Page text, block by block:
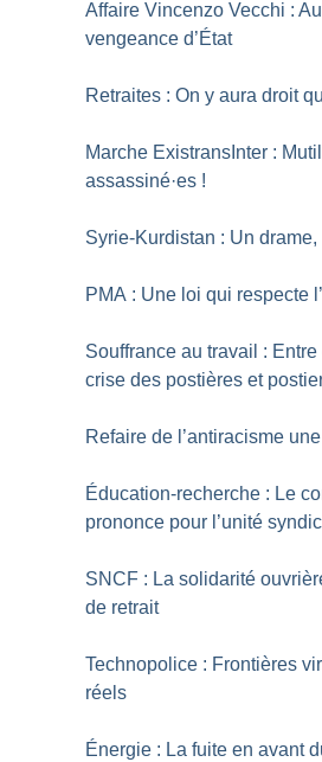
Affaire Vincenzo Vecchi :
vengeance d’État
Retraites : On y aura droit
Marche ExistransInter :
assassiné·es !
Syrie-Kurdistan : Un
PMA : Une loi qui respecte
Souffrance au travail :
crise des postières et
Refaire de l’antiracisme
Éducation-recherche : Le
prononce pour l’unité
SNCF : La solidarité
de retrait
Technopolice : Frontières
réels
Énergie : La fuite en avant